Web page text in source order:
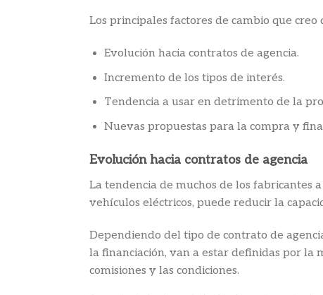
Los principales factores de cambio que
Evolución hacia contratos de agencia.
Incremento de los tipos de interés.
Tendencia a usar en detrimento de la
Nuevas propuestas para la compra y
Evolución hacia contratos de agencia
La tendencia de muchos de los fabricantes
vehículos eléctricos, puede reducir la
Dependiendo del tipo de contrato de
la financiación, van a estar definidas por la
comisiones y las condiciones.